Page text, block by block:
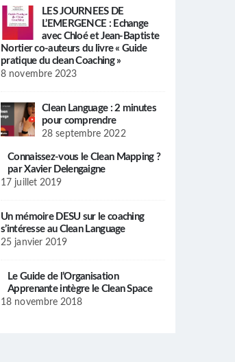
LES JOURNEES DE
L’EMERGENCE : Echange
avec Chloé et Jean-Baptiste
Nortier co-auteurs du livre « Guide
pratique du clean Coaching »
8 novembre 2023
Clean Language : 2 minutes
pour comprendre
28 septembre 2022
Connaissez-vous le Clean Mapping ?
par Xavier Delengaigne
17 juillet 2019
Un mémoire DESU sur le coaching
s’intéresse au Clean Language
25 janvier 2019
Le Guide de l’Organisation
Apprenante intègre le Clean Space
18 novembre 2018